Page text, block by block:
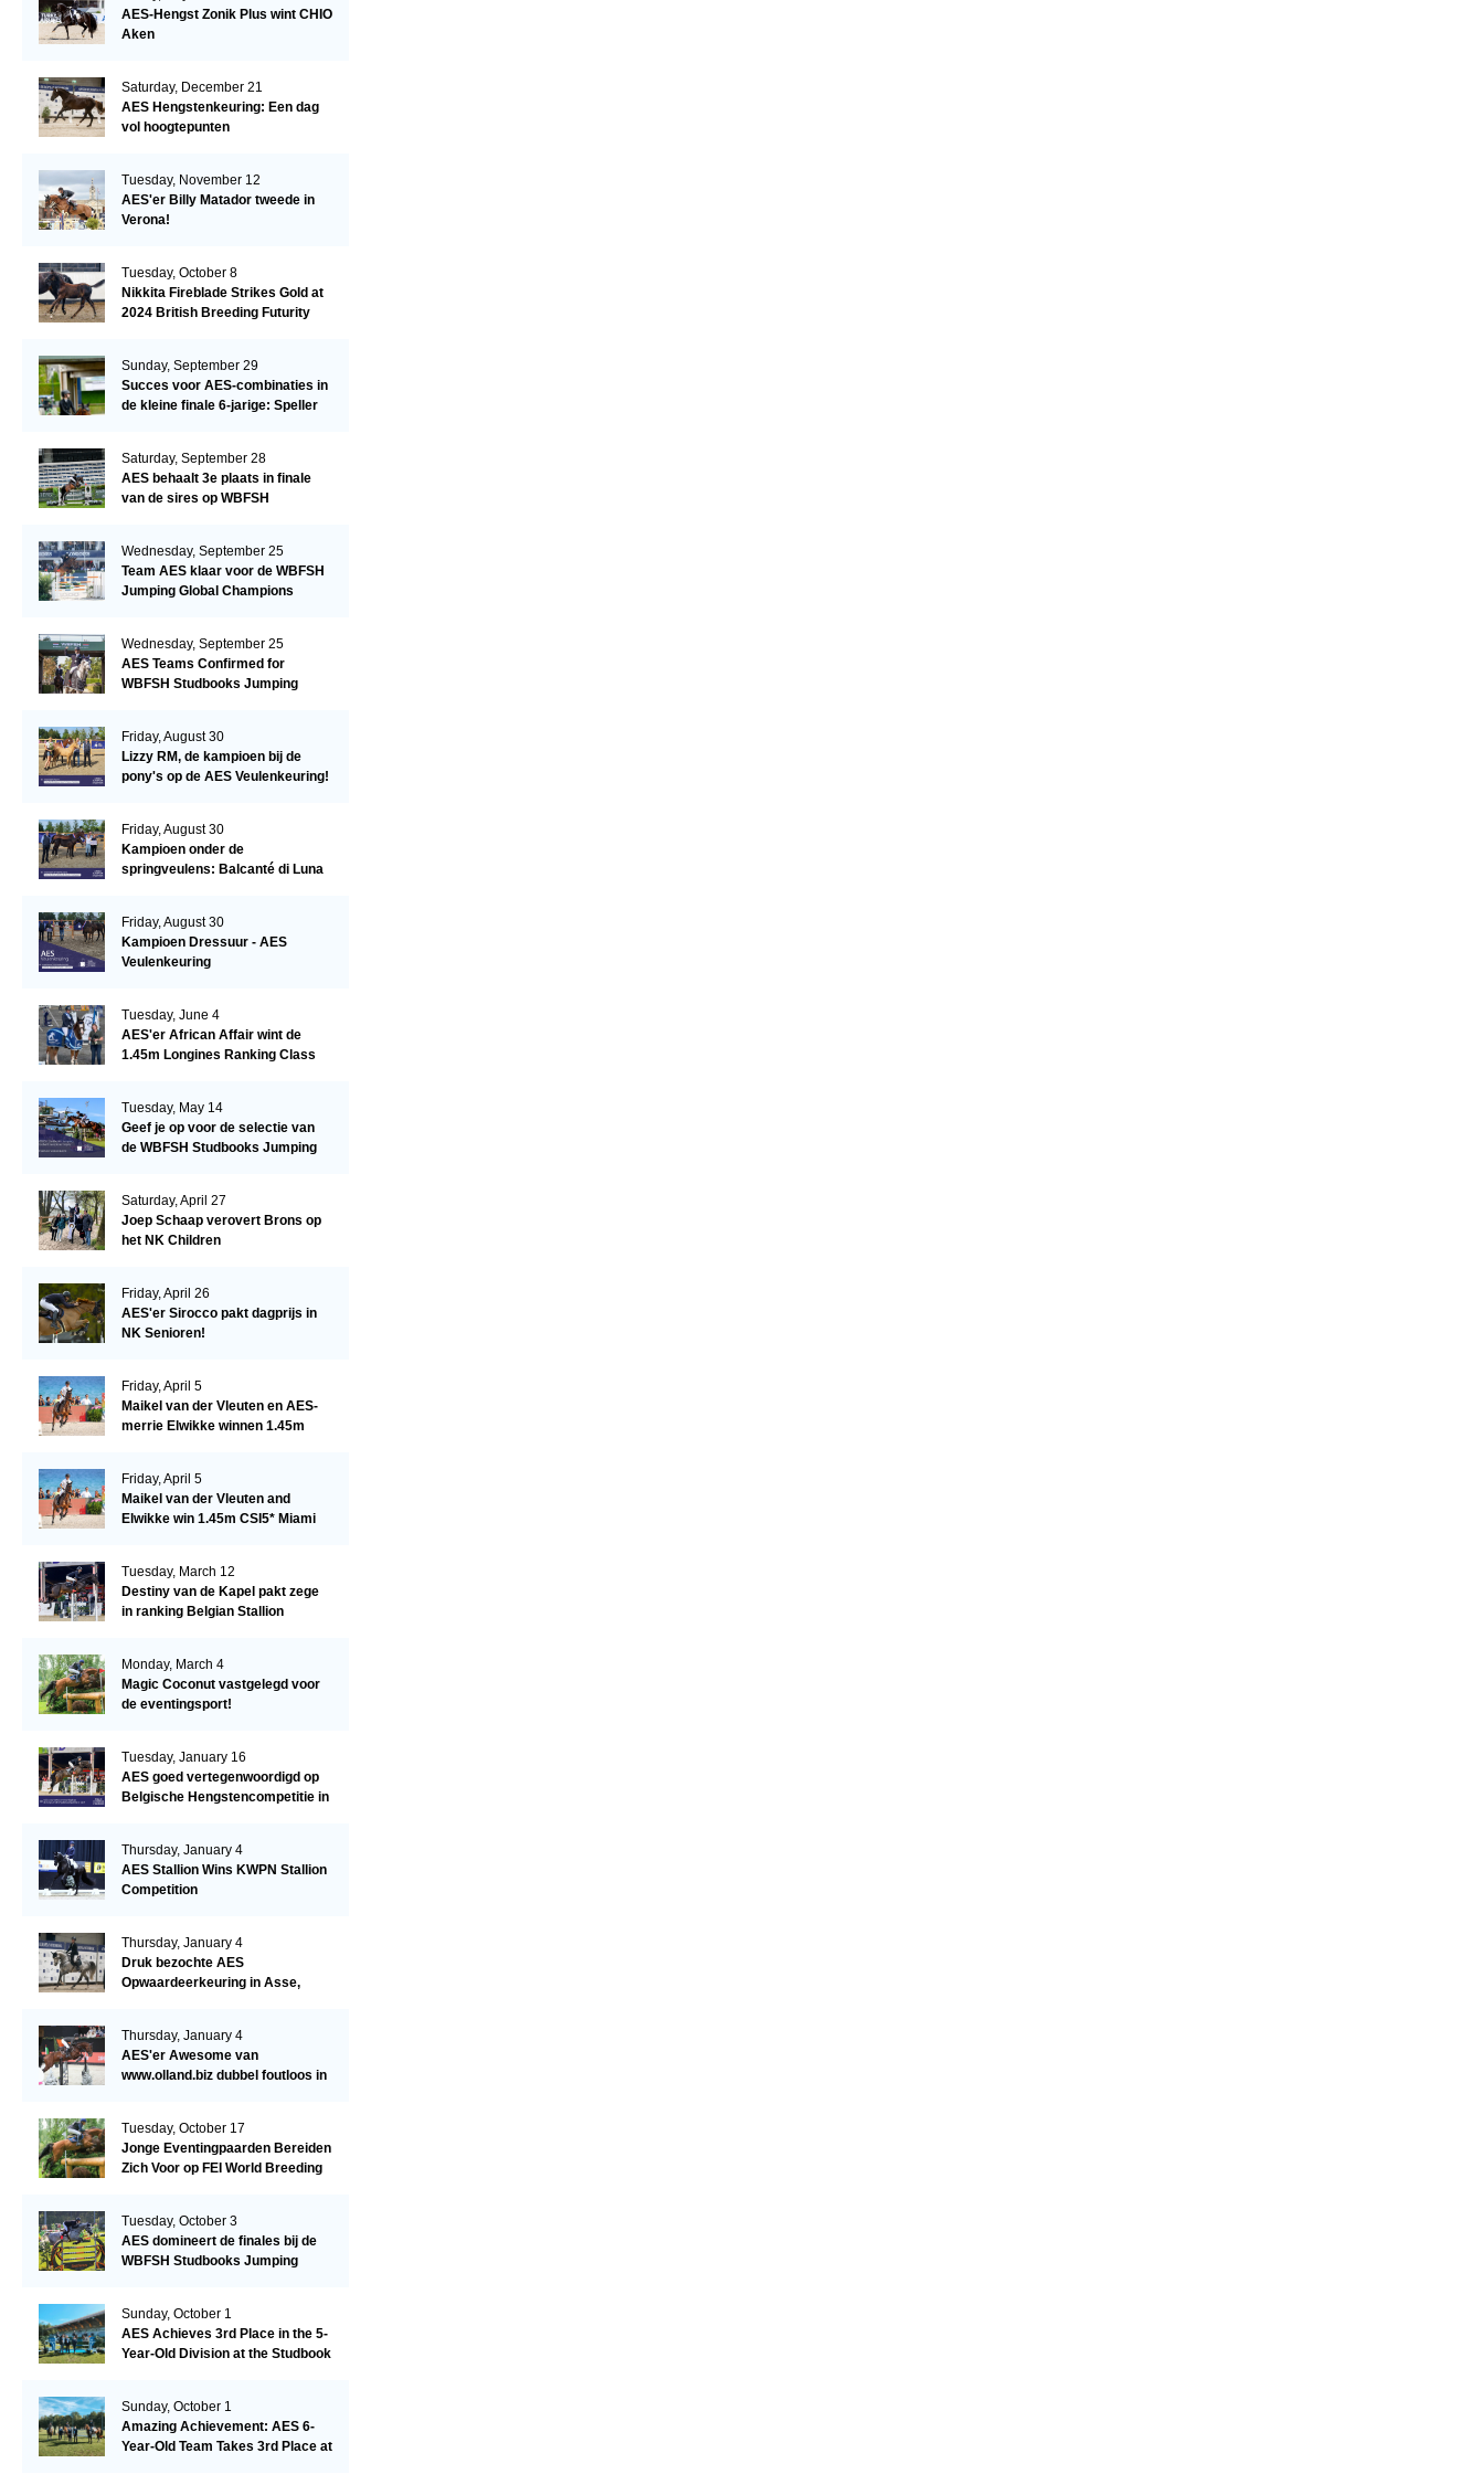
AES-Hengst Zonik Plus wint CHIO
Aken
Saturday, December 21
AES Hengstenkeuring: Een dag
vol hoogtepunten
Tuesday, November 12
AES'er Billy Matador tweede in
Verona!
Tuesday, October 8
Nikkita Fireblade Strikes Gold at
2024 British Breeding Futurity
Sunday, September 29
Succes voor AES-combinaties in
de kleine finale 6-jarige: Speller
Saturday, September 28
AES behaalt 3e plaats in finale
van de sires op WBFSH
Wednesday, September 25
Team AES klaar voor de WBFSH
Jumping Global Champions
Wednesday, September 25
AES Teams Confirmed for
WBFSH Studbooks Jumping
Friday, August 30
Lizzy RM, de kampioen bij de
pony's op de AES Veulenkeuring!
Friday, August 30
Kampioen onder de
springveulens: Balcanté di Luna
Friday, August 30
Kampioen Dressuur - AES
Veulenkeuring
Tuesday, June 4
AES'er African Affair wint de
1.45m Longines Ranking Class
Tuesday, May 14
Geef je op voor de selectie van
de WBFSH Studbooks Jumping
Saturday, April 27
Joep Schaap verovert Brons op
het NK Children
Friday, April 26
AES'er Sirocco pakt dagprijs in
NK Senioren!
Friday, April 5
Maikel van der Vleuten en AES-
merrie Elwikke winnen 1.45m
Friday, April 5
Maikel van der Vleuten and
Elwikke win 1.45m CSI5* Miami
Tuesday, March 12
Destiny van de Kapel pakt zege
in ranking Belgian Stallion
Monday, March 4
Magic Coconut vastgelegd voor
de eventingsport!
Tuesday, January 16
AES goed vertegenwoordigd op
Belgische Hengstencompetitie in
Thursday, January 4
AES Stallion Wins KWPN Stallion
Competition
Thursday, January 4
Druk bezochte AES
Opwaardeerkeuring in Asse,
Thursday, January 4
AES'er Awesome van
www.olland.biz dubbel foutloos in
Tuesday, October 17
Jonge Eventingpaarden Bereiden
Zich Voor op FEI World Breeding
Tuesday, October 3
AES domineert de finales bij de
WBFSH Studbooks Jumping
Sunday, October 1
AES Achieves 3rd Place in the 5-
Year-Old Division at the Studbook
Sunday, October 1
Amazing Achievement: AES 6-
Year-Old Team Takes 3rd Place at